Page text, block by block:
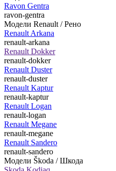
Ravon Gentra
ravon-gentra
Модели Renault / Рено
Renault Arkana
renault-arkana
Renault Dokker
renault-dokker
Renault Duster
renault-duster
Renault Kaptur
renault-kaptur
Renault Logan
renault-logan
Renault Megane
renault-megane
Renault Sandero
renault-sandero
Модели Škoda / Шкода